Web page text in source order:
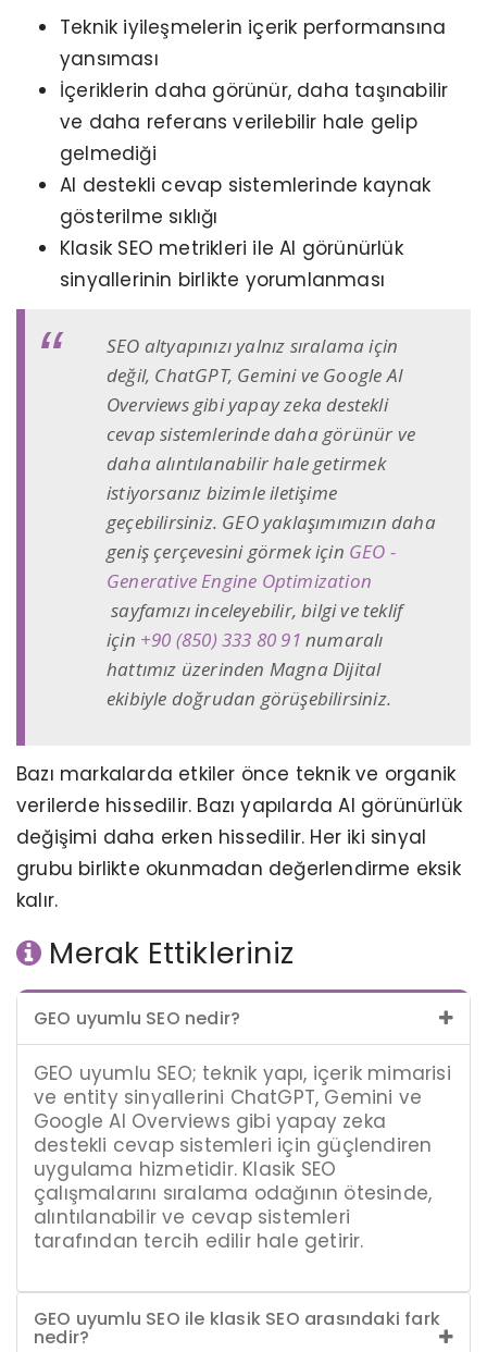
Teknik iyileşmelerin içerik performansına
yansıması
İçeriklerin daha görünür, daha taşınabilir
ve daha referans verilebilir hale gelip
gelmediği
AI destekli cevap sistemlerinde kaynak
gösterilme sıklığı
Klasik SEO metrikleri ile AI görünürlük
sinyallerinin birlikte yorumlanması
SEO altyapınızı yalnız sıralama için
değil, ChatGPT, Gemini ve Google AI
Overviews gibi yapay zeka destekli
cevap sistemlerinde daha görünür ve
daha alıntılanabilir hale getirmek
istiyorsanız bizimle iletişime
geçebilirsiniz. GEO yaklaşımımızın daha
geniş çerçevesini görmek için GEO -
Generative Engine Optimization
sayfamızı inceleyebilir, bilgi ve teklif
için +90 (850) 333 80 91 numaralı
hattımız üzerinden Magna Dijital
ekibiyle doğrudan görüşebilirsiniz.
Bazı markalarda etkiler önce teknik ve organik
verilerde hissedilir. Bazı yapılarda AI görünürlük
değişimi daha erken hissedilir. Her iki sinyal
grubu birlikte okunmadan değerlendirme eksik
kalır.
Merak Ettikleriniz
GEO uyumlu SEO nedir?
GEO uyumlu SEO; teknik yapı, içerik mimarisi
ve entity sinyallerini ChatGPT, Gemini ve
Google AI Overviews gibi yapay zeka
destekli cevap sistemleri için güçlendiren
uygulama hizmetidir. Klasik SEO
çalışmalarını sıralama odağının ötesinde,
alıntılanabilir ve cevap sistemleri
tarafından tercih edilir hale getirir.
GEO uyumlu SEO ile klasik SEO arasındaki fark
nedir?